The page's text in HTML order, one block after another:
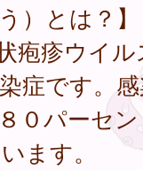
）とは？】
疱疹ウイル
症です。
０パーセ
ます。